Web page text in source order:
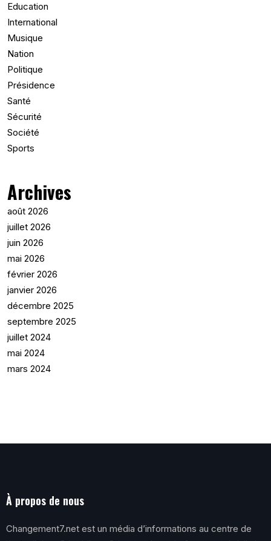
Education
International
Musique
Nation
Politique
Présidence
Santé
Sécurité
Société
Sports
Archives
août 2026
juillet 2026
juin 2026
mai 2026
février 2026
janvier 2026
décembre 2025
septembre 2025
juillet 2024
mai 2024
mars 2024
À propos de nous
Changement7.net est un média d’informations au centre de